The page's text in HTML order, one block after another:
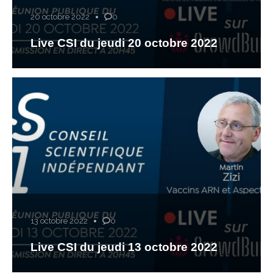
20 octobre 2022 0
Live CSI du jeudi 20 octobre 2022
13 octobre 2022 0
Live CSI du jeudi 13 octobre 2022